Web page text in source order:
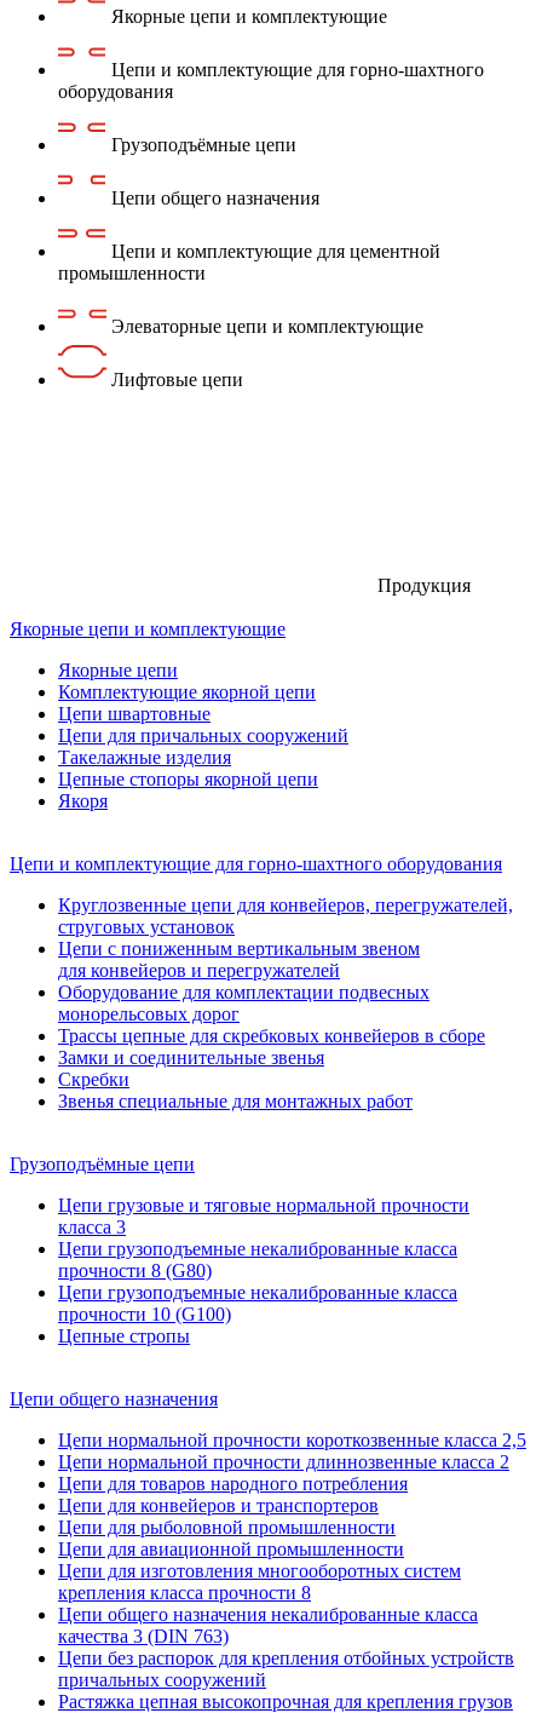
Якорные цепи и комплектующие
Цепи и комплектующие для горно-шахтного
оборудования
Грузоподъёмные цепи
Цепи общего назначения
Цепи и комплектующие для цементной
промышленности
Элеваторные цепи и комплектующие
Лифтовые цепи
Продукция
Якорные цепи и комплектующие
Якорные цепи
Комплектующие якорной цепи
Цепи швартовные
Цепи для причальных сооружений
Такелажные изделия
Цепные стопоры якорной цепи
Якоря
Цепи и комплектующие для горно-шахтного оборудования
Круглозвенные цепи для конвейеров, перегружателей,
струговых установок
Цепи с пониженным вертикальным звеном
для конвейеров и перегружателей
Оборудование для комплектации подвесных
монорельсовых дорог
Трассы цепные для скребковых конвейеров в сборе
Замки и соединительные звенья
Скребки
Звенья специальные для монтажных работ
Грузоподъёмные цепи
Цепи грузовые и тяговые нормальной прочности
класса 3
Цепи грузоподъемные некалиброванные класса
прочности 8 (G80)
Цепи грузоподъемные некалиброванные класса
прочности 10 (G100)
Цепные стропы
Цепи общего назначения
Цепи нормальной прочности короткозвенные класса 2,5
Цепи нормальной прочности длиннозвенные класса 2
Цепи для товаров народного потребления
Цепи для конвейеров и транспортеров
Цепи для рыболовной промышленности
Цепи для авиационной промышленности
Цепи для изготовления многооборотных систем
крепления класса прочности 8
Цепи общего назначения некалиброванные класса
качества 3 (DIN 763)
Цепи без распорок для крепления отбойных устройств
причальных сооружений
Растяжка цепная высокопрочная для крепления грузов